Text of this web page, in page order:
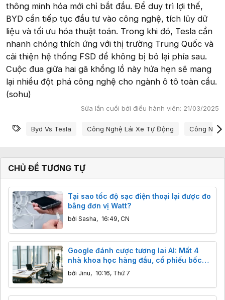
thông minh hóa mới chỉ bắt đầu. Để duy trì lợi thế,
BYD cần tiếp tục đầu tư vào công nghệ, tích lũy dữ
liệu và tối ưu hóa thuật toán. Trong khi đó, Tesla cần
nhanh chóng thích ứng với thị trường Trung Quốc và
cải thiện hệ thống FSD để không bị bỏ lại phía sau.
Cuộc đua giữa hai gã khổng lồ này hứa hẹn sẽ mang
lại nhiều đột phá công nghệ cho ngành ô tô toàn cầu.
(sohu)
Sửa lần cuối bởi điều hành viên: 21/03/2025
Từ khóa
Byd Vs Tesla Công Nghệ Lái Xe Tự Động Công
CHỦ ĐỀ TƯƠNG TỰ
Tại sao tốc độ sạc điện thoại lại được đo
bằng đơn vị Watt?
bởi Sasha, 16:49, CN
Google đánh cược tương lai AI: Mất 4
nhà khoa học hàng đầu, cổ phiếu bốc
hơi 190 tỷ USD
bởi Jinu, 10:16, Thứ 7